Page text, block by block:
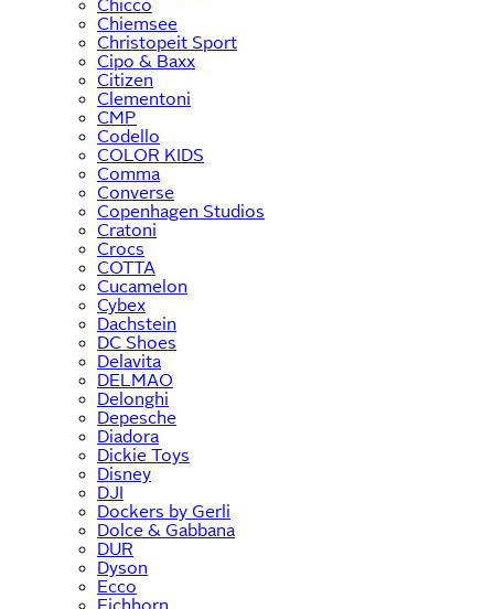
Chicco
Chiemsee
Christopeit Sport
Cipo & Baxx
Citizen
Clementoni
CMP
Codello
COLOR KIDS
Comma
Converse
Copenhagen Studios
Cratoni
Crocs
COTTA
Cucamelon
Cybex
Dachstein
DC Shoes
Delavita
DELMAO
Delonghi
Depesche
Diadora
Dickie Toys
Disney
DJI
Dockers by Gerli
Dolce & Gabbana
DUR
Dyson
Ecco
Eichhorn